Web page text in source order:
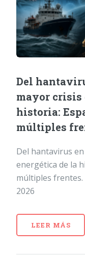
Del
mayor crisis
historia:
múltiples
Del hantavirus
energética de la
múltiples frentes.
2026
LEER MÁS